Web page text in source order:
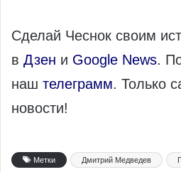
Сделай Чеснок своим
в Дзен и Google News.
наш телеграмм. Только
новости!
Метки Дмитрий Медведев